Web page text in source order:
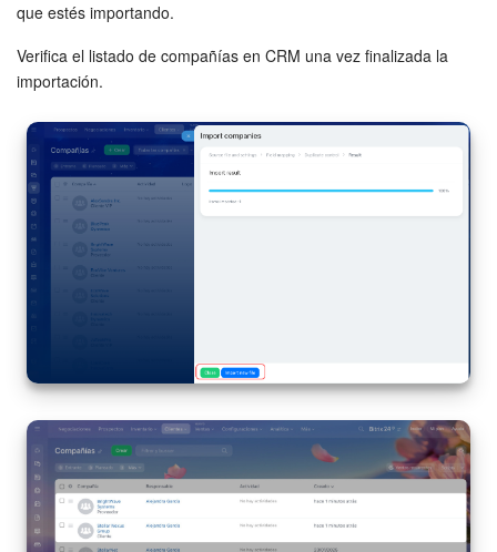
que estés importando.
Verifica el listado de compañías en CRM una vez finalizada la
importación.